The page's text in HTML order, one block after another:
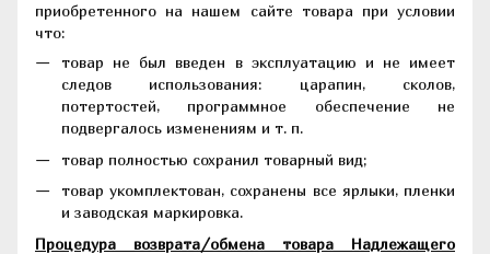
приобретенного на нашем сайте товара при условии
что:
товар не был введен в эксплуатацию и не имеет
следов использования: царапин, сколов,
потертостей, программное обеспечение не
подвергалось изменениям и т. п.
товар полностью сохранил товарный вид;
товар укомплектован, сохранены все ярлыки, пленки
и заводская маркировка.
Процедура возврата/обмена товара Надлежащего